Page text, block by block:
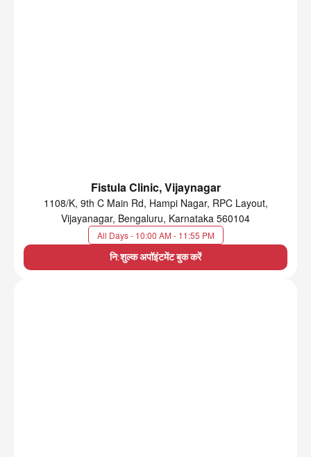
Fistula Clinic, Vijaynagar
1108/K, 9th C Main Rd, Hampi Nagar, RPC Layout,
Vijayanagar, Bengaluru, Karnataka 560104
All Days - 10:00 AM - 11:55 PM
नि:शुल्क अपॉइंटमेंट बुक करें